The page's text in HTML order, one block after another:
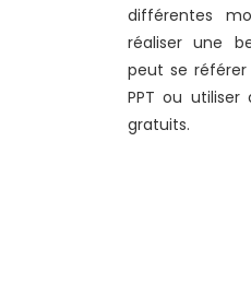
différentes
réaliser une
peut se
PPT ou
gratuits.